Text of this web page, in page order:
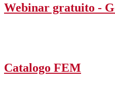
Webinar gratuito -
Catalogo FEM